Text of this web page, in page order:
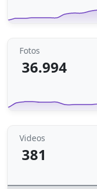
Fotos
36.994
Videos
381